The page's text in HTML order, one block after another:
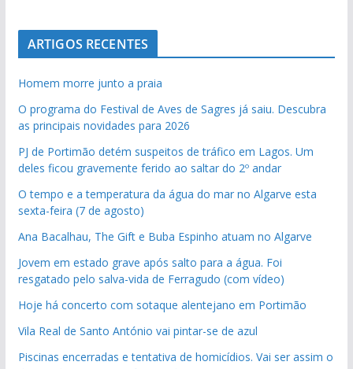
ARTIGOS RECENTES
Homem morre junto a praia
O programa do Festival de Aves de Sagres já saiu. Descubra
as principais novidades para 2026
PJ de Portimão detém suspeitos de tráfico em Lagos. Um
deles ficou gravemente ferido ao saltar do 2º andar
O tempo e a temperatura da água do mar no Algarve esta
sexta-feira (7 de agosto)
Ana Bacalhau, The Gift e Buba Espinho atuam no Algarve
Jovem em estado grave após salto para a água. Foi
resgatado pelo salva-vida de Ferragudo (com vídeo)
Hoje há concerto com sotaque alentejano em Portimão
Vila Real de Santo António vai pintar-se de azul
Piscinas encerradas e tentativa de homicídios. Vai ser assim o